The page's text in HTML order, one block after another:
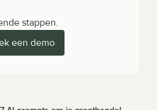
stappen.
een demo